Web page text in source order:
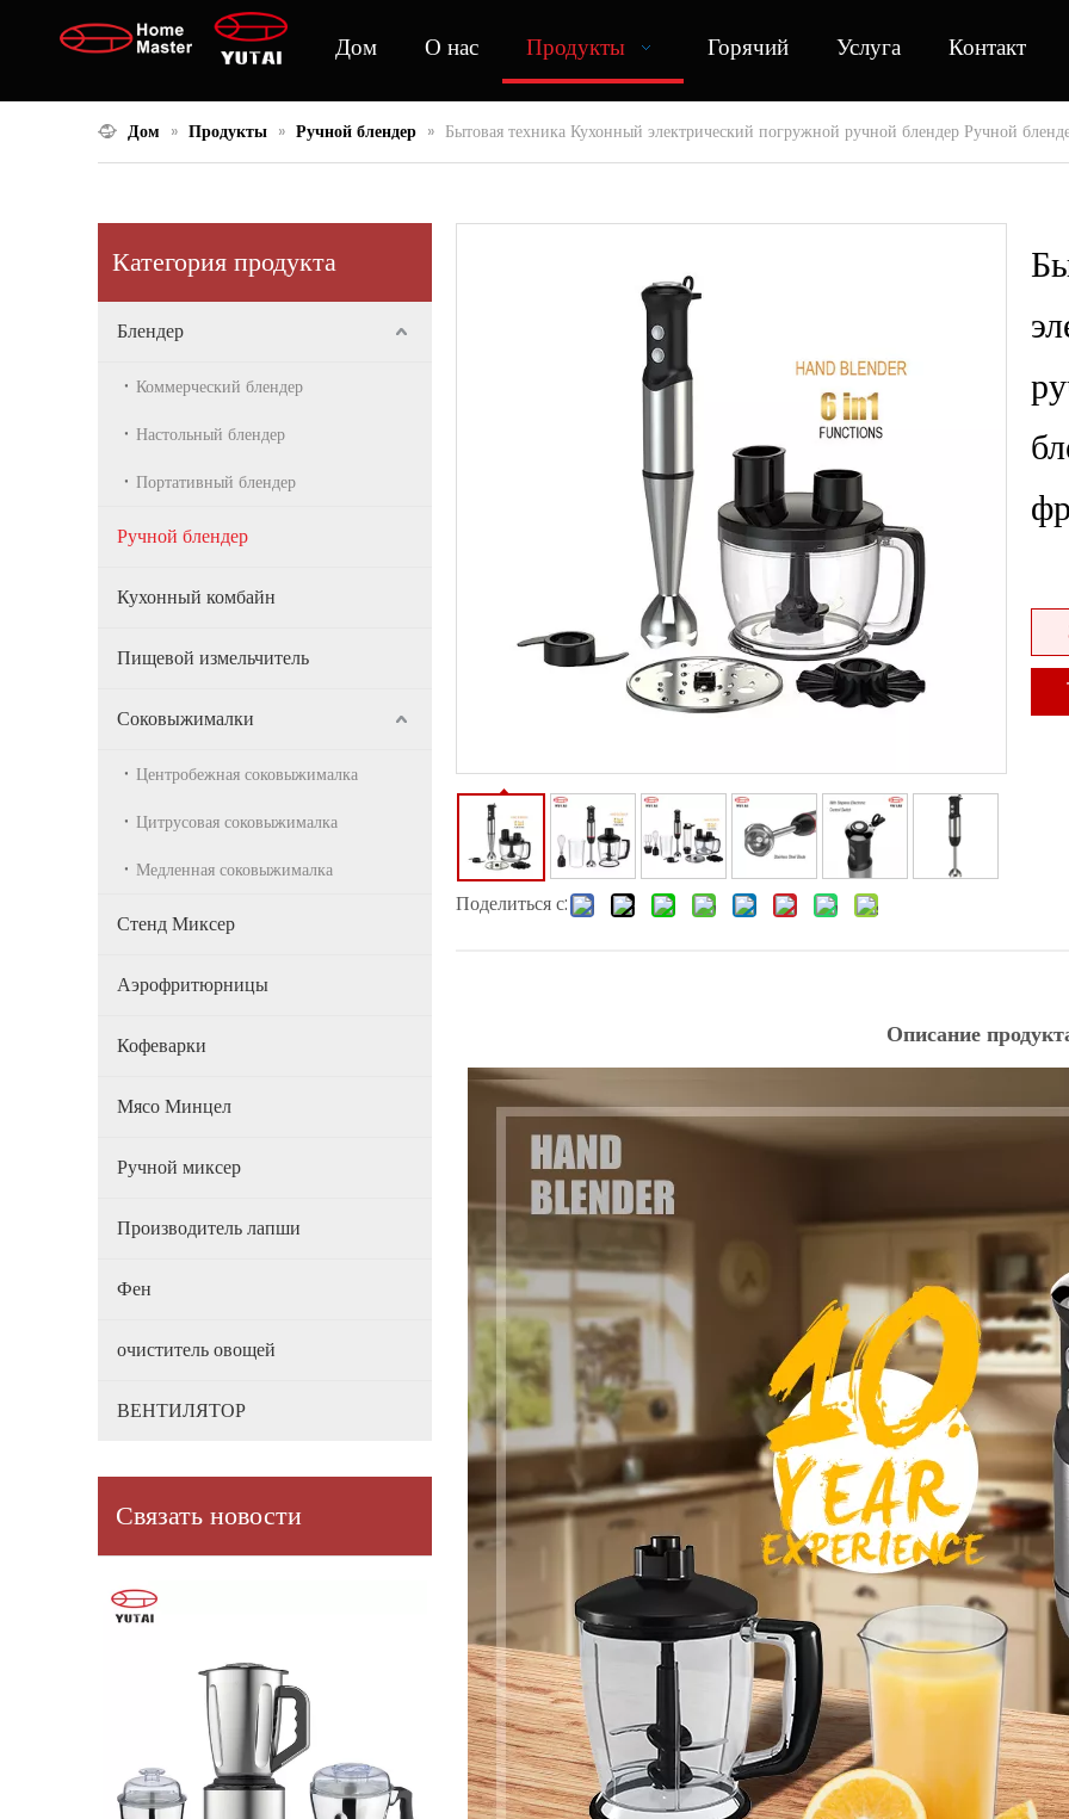
Дом О нас Продукты Горячий Услуга Контакт
Дом » Продукты » Ручной блендер » Бытовая техника Кухонный электрический погружной ручной блендер Ручной
Категория продукта
Блендер
Коммерческий блендер
Настольный блендер
Портативный блендер
Ручной блендер
Кухонный комбайн
Пищевой измельчитель
Соковыжималки
Центробежная соковыжималка
Цитрусовая соковыжималка
Медленная соковыжималка
Стенд Миксер
Аэрофритюрницы
Кофеварки
Мясо Минцел
Ручной миксер
Производитель лапши
Фен
очиститель овощей
ВЕНТИЛЯТОР
Связать новости
Поделиться с:
Описание